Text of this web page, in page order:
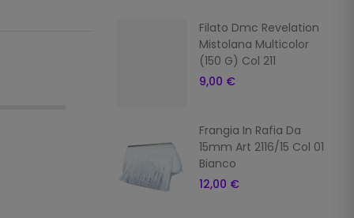
Filato Dmc Revelation
Mistolana Multicolor
(150 G) Col 211
9,00 €
Frangia In Rafia Da
15mm Art 2116/15 Col 01
Bianco
12,00 €